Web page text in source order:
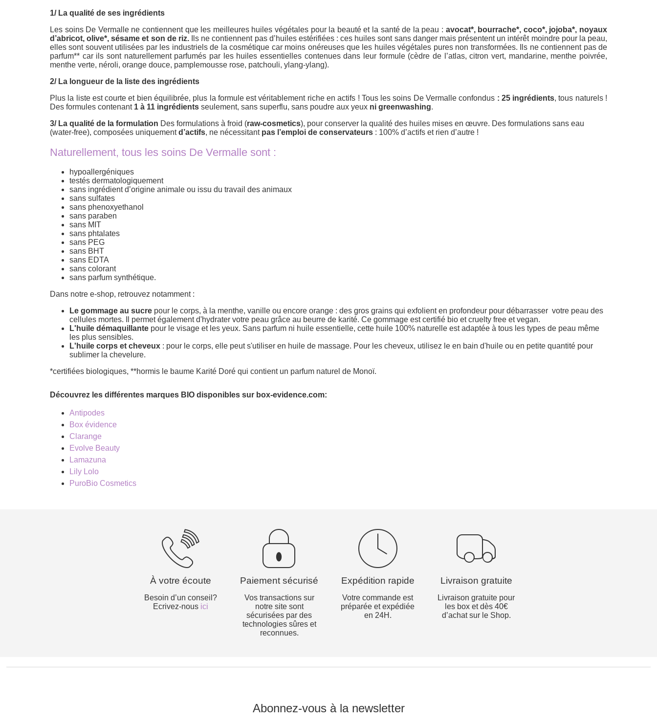
1/ La qualité de ses ingrédients
Les soins De Vermalle ne contiennent que les meilleures huiles végétales pour la beauté et la santé de la peau : avocat*, bourrache*, coco*, jojoba*, noyaux
d’abricot, olive*, sésame et son de riz.Ils ne contiennent pas d’huiles estérifiées : ces huiles sont sans danger mais présentent un intérêt moindre pour la peau,
elles sont souvent utilisées par les industriels de la cosmétique car moins onéreuses que les huiles végétales pures non transformées. Ils ne contiennent pas de
parfum** car ils sont naturellement parfumés par les huiles essentielles contenues dans leur formule (cèdre de l’atlas, citron vert, mandarine, menthe poivrée,
menthe verte, néroli, orange douce, pamplemousse rose, patchouli, ylang-ylang).
2/ La longueur de la liste des ingrédients
Plus la liste est courte et bien équilibrée, plus la formule est véritablement riche en actifs ! Tous les soins De Vermalle confondus : 25 ingrédients, tous naturels !
Des formules contenant1 à 11 ingrédients seulement, sans superflu, sans poudre aux yeux ni greenwashing.
3/ La qualité de la formulation Des formulations à froid (raw-cosmetics), pour conserver la qualité des huiles mises en œuvre. Des formulations sans eau
(water-free), composées uniquementd’actifs, ne nécessitant pas l’emploi de conservateurs : 100% d’actifs et rien d’autre !
Naturellement, tous les soins De Vermalle sont :
hypoallergéniques
testés dermatologiquement
sans ingrédient d’origine animale ou issu du travail des animaux
sans sulfates
sans phenoxyethanol
sans paraben
sans MIT
sans phtalates
sans PEG
sans BHT
sans EDTA
sans colorant
sans parfum synthétique.
Dans notre e-shop, retrouvez notamment :
Le gommage au sucre pour le corps, à la menthe, vanille ou encore orange : des gros grains qui exfolient en profondeur pour débarrasser votre peau des
cellules mortes. Il permet également d'hydrater votre peau grâce au beurre de karité. Ce gommage est certifié bio et cruelty free et vegan.
L'huile démaquillante pour le visage et les yeux. Sans parfum ni huile essentielle, cette huile 100% naturelle est adaptée à tous les types de peau même
les plus sensibles.
L'huile corps et cheveux : pour le corps, elle peut s'utiliser en huile de massage. Pour les cheveux, utilisez le en bain d'huile ou en petite quantité pour
sublimer la chevelure.
*certifiées biologiques, **hormis le baume Karité Doré qui contient un parfum naturel de Monoï.
Découvrez les différentes marques BIO disponibles sur box-evidence.com:
Antipodes
Box évidence
Clarange
Evolve Beauty
Lamazuna
Lily Lolo
PuroBio Cosmetics
À votre écoute
Besoin d’un conseil?
Ecrivez-nous ici
Paiement sécurisé
Vos transactions sur
notre site sont
sécurisées par des
technologies sûres et
reconnues.
Expédition rapide
Votre commande est
préparée et expédiée
en 24H.
Livraison gratuite
Livraison gratuite pour
les box et dès 40€
d’achat sur le Shop.
Abonnez-vous à la newsletter